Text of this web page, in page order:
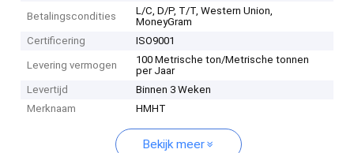
Betalingscondities
L/C, D/P, T/T, Western Union,
MoneyGram
Certificering
ISO9001
Levering vermogen
100 Metrische ton/Metrische tonnen
per Jaar
Levertijd
Binnen 3 Weken
Merknaam
HMHT
Bekijk meer